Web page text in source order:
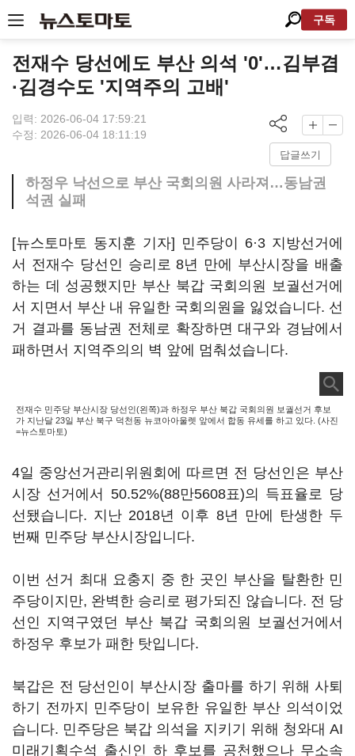
구독
전재수 당선에도 부산 의석 '0'…김부겸
·김경수도 '지역주의 고배'
입력: 2026-06-04 17:59:21
수정: 2026-06-04 18:11:19
답글쓰기
하정우 낙선으로 부산 국회의원 사라져…동남권
석권 실패
[뉴스토마토 동지훈 기자] 민주당이 6·3 지방선거에
서 전재수 당선인 승리로 8년 만에 부산시장을 배출
하는 데 성공했지만 부산 북갑 국회의원 보궐선거에
서 지면서 부산 내 유일한 국회의원을 잃었습니다. 선
거 결과를 동남권 전체로 확장하면 대구와 경남에서
패하면서 지역주의의 벽 앞에 멈춰섰습니다.
전재수 민주당 부산시장 당선인(왼쪽)과 하정우 부산 북갑 국회의원 보궐선거 후보
가 지난달 23일 부산 북구 덕천동 뉴코아아울렛 앞에서 합동 유세를 하고 있다. (사진
=뉴스토마토)
4일 중앙선거관리위원회에 따르면 전 당선인은 부산
시장 선거에서 50.52%(88만5608표)의 득표율로 당
선됐습니다. 지난 2018년 이후 8년 만에 탄생한 두
번째 민주당 부산시장입니다.
이번 선거 최대 요충지 중 한 곳인 부산을 탈환한 민
주당이지만, 완벽한 승리로 평가되진 않습니다. 전 당
선인 지역구였던 부산 북갑 국회의원 보궐선거에서
하정우 후보가 패한 탓입니다.
북갑은 전 당선인이 부산시장 출마를 하기 위해 사퇴
하기 전까지 민주당이 보유한 유일한 부산 의석이었
습니다. 민주당은 북갑 의석을 지키기 위해 청와대 AI
미래기획수석 출신인 하 후보를 공천했으나 무소속